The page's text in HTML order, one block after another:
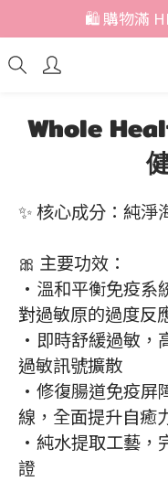
🛍️ 購物滿
Whole
✨ 核心成分：純淨
🎀 主要功效：
•溫和平衡免疫系
對過敏原的過度反
•即時舒緩過敏，
過敏訊號擴散
•修復腸道免疫屏
線，全面提升自癒
•純水提取工藝，
證